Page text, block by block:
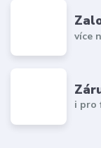
více
i pro